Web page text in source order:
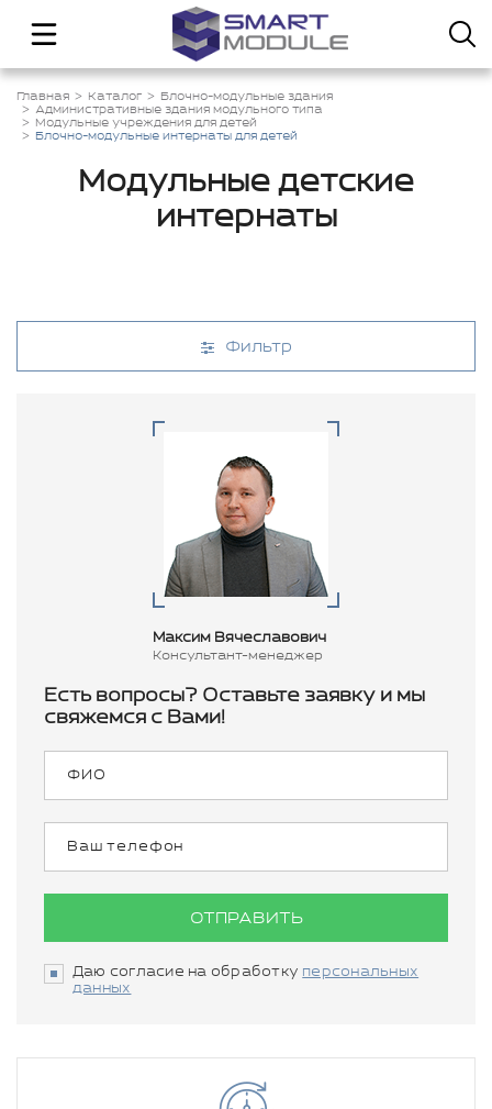
Главная Каталог
Блочно-модульные здания
Административные здания модульного типа
Модульные учреждения для детей
Блочно-модульные интернаты для детей
Модульные детские
интернаты
Фильтр
Максим Вячеславович
Консультант-менеджер
Есть вопросы? Оставьте заявку и мы
свяжемся с Вами!
ОТПРАВИТЬ
Даю согласие на обработку персональных
данных